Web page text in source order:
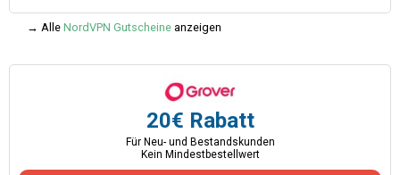
→ Alle NordVPN Gutscheine anzeigen
20€ Rabatt
Für Neu- und Bestandskunden
Kein Mindestbestellwert